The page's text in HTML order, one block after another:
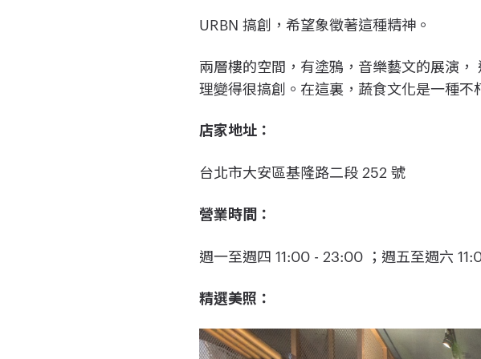
URBN 搞創，希望象徵著這種精神。
兩層樓的空間，有塗鴉，音樂藝文的展演
理變得很搞創。在這裏，蔬食文化是一種不
店家地址：
台北市大安區基隆路二段 252 號
營業時間：
週一至週四 11:00 - 23:00 ；週五至週六
精選美照：